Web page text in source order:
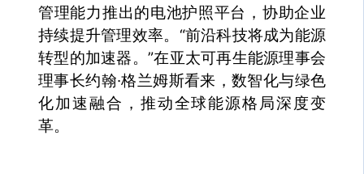
管理能力推出的电池护照平台，协助企业
持续提升管理效率。“前沿科技将成为能源
转型的加速器。”在亚太可再生能源理事会
理事长约翰·格兰姆斯看来，数智化与绿色
化加速融合，推动全球能源格局深度变
革。